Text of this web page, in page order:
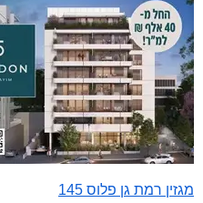
מגזין רמת גן פלוס 145